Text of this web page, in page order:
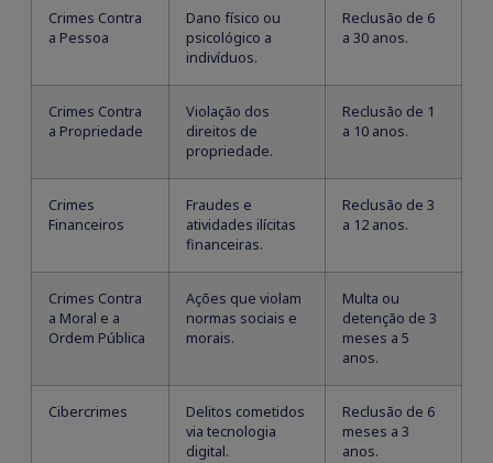
Crimes Contra
a Pessoa
Dano físico ou
psicológico a
indivíduos.
Reclusão de 6
a 30 anos.
Crimes Contra
a Propriedade
Violação dos
direitos de
propriedade.
Reclusão de 1
a 10 anos.
Crimes
Financeiros
Fraudes e
atividades ilícitas
financeiras.
Reclusão de 3
a 12 anos.
Crimes Contra
a Moral e a
Ordem Pública
Ações que violam
normas sociais e
morais.
Multa ou
detenção de 3
meses a 5
anos.
Cibercrimes
Delitos cometidos
via tecnologia
digital.
Reclusão de 6
meses a 3
anos.